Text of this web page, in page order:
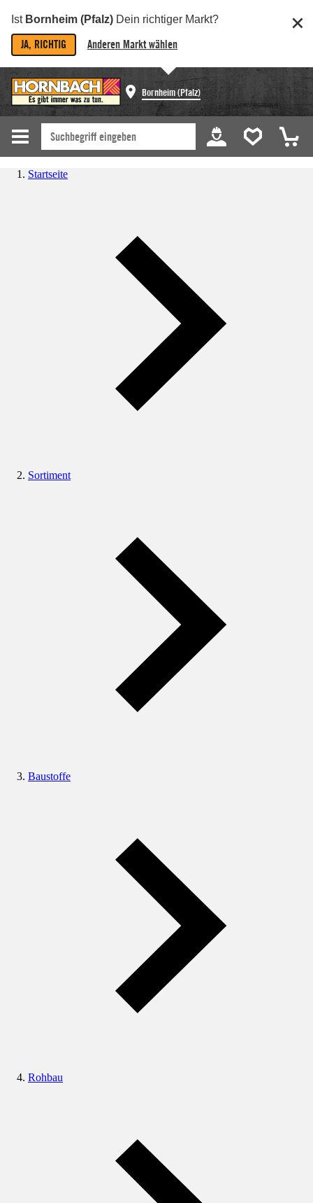
Ist Bornheim (Pfalz) Dein richtiger Markt?
JA, RICHTIG Anderen Markt wählen
Bornheim (Pfalz)
Startseite
Sortiment
Baustoffe
Rohbau